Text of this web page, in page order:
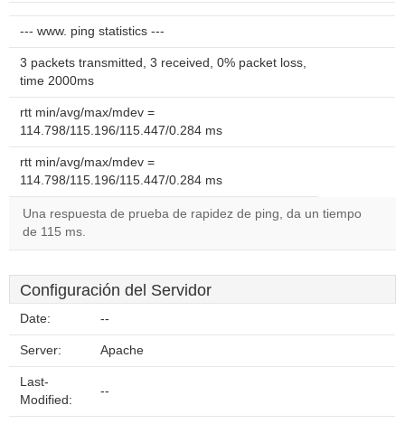
--- www. ping statistics ---
3 packets transmitted, 3 received, 0% packet loss,
time 2000ms
rtt min/avg/max/mdev =
114.798/115.196/115.447/0.284 ms
rtt min/avg/max/mdev =
114.798/115.196/115.447/0.284 ms
Una respuesta de prueba de rapidez de ping, da un tiempo
de 115 ms.
Configuración del Servidor
Date: --
Server: Apache
Last-
Modified:
--